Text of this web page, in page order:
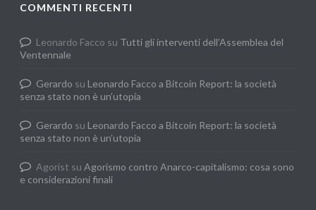
COMMENTI RECENTI
Leonardo Facco su Tutti gli interventi dell’Assemblea del
Ventennale
Gerardo su Leonardo Facco a Bitcoin Report: la società
senza stato non è un’utopia
Gerardo su Leonardo Facco a Bitcoin Report: la società
senza stato non è un’utopia
Agorist suAgorismo contro Anarco-capitalismo: cosa sono
e considerazioni finali